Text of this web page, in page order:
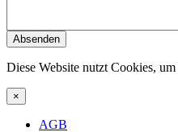
Absenden
Diese Website nutzt Cookies,
×
AGB